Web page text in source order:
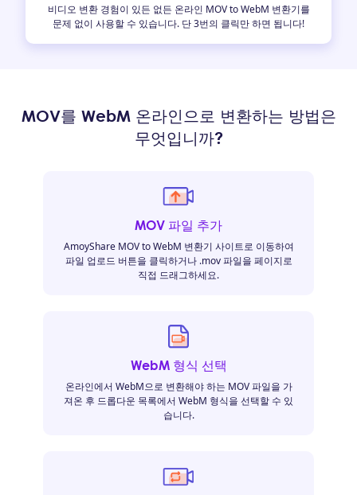
비디오 변환 경험이 있든 없든 온라인 MOV to WebM 변환기를
문제 없이 사용할 수 있습니다. 단 3번의 클릭만 하면 됩니다!
MOV를 WebM 온라인으로 변환하는 방법은
무엇입니까?
MOV 파일 추가
AmoyShare MOV to WebM 변환기 사이트로 이동하여
파일 업로드 버튼을 클릭하거나 .mov 파일을 페이지로
직접 드래그하세요.
WebM 형식 선택
온라인에서 WebM으로 변환해야 하는 MOV 파일을 가
져온 후 드롭다운 목록에서 WebM 형식을 선택할 수 있
습니다.